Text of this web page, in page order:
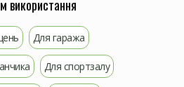
використання
Для гаража
Для спортзалу